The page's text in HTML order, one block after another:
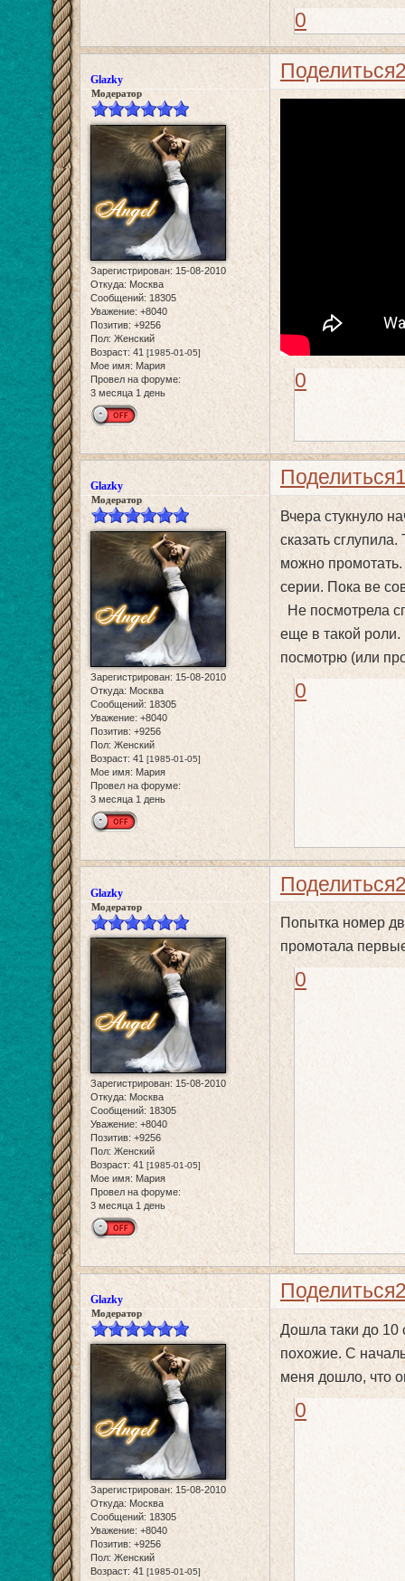
0
Поделиться
Glazky
Модератор
Зарегистрирован: 15-08-2010
Откуда: Москва
Сообщений: 18305
Уважение: +8040
Позитив: +9256
Пол: Женский
Возраст: 41[1985-01-05]
Мое имя: Мария
Провел на форуме:
3 месяца 1 день
0
Поделиться
Glazky
Модератор
Зарегистрирован: 15-08-2010
Откуда: Москва
Сообщений: 18305
Уважение: +8040
Позитив: +9256
Пол: Женский
Возраст: 41 [1985-01-05]
Мое имя: Мария
Провел на форуме:
3 месяца 1 день
Вчера стукнуло
сказать
можно промотать.
серии. Пока ве
Не посмотрела
еще в такой
посмотрю (или
0
Поделиться
Glazky
Модератор
Зарегистрирован: 15-08-2010
Откуда: Москва
Сообщений: 18305
Уважение: +8040
Позитив: +9256
Пол: Женский
Возраст: 41 [1985-01-05]
Мое имя: Мария
Провел на форуме:
3 месяца 1 день
Попытка номер
промотала
0
Поделиться
Glazky
Модератор
Зарегистрирован: 15-08-2010
Откуда: Москва
Сообщений: 18305
Уважение: +8040
Позитив: +9256
Пол: Женский
Возраст: 41 [1985-01-05]
Дошла таки до 10
похожие. С
меня дошло, что
0